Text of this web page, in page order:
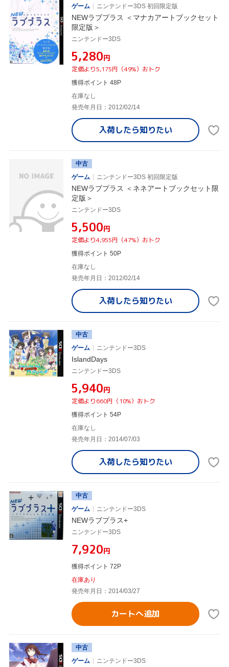
ゲーム
ニンテンドー3DS 初回限定版
NEWラブプラス ＜マナカアートブックセット
限定版＞
ニンテンドー3DS
¥5,280円
定価より5,175円（49%）おトク
獲得ポイント 48P
在庫なし
発売年月日：2012/02/14
入荷したら知りたい
中古
ゲーム
ニンテンドー3DS 初回限定版
NEWラブプラス ＜ネネアートブックセット限
定版＞
ニンテンドー3DS
¥5,500円
定価より4,955円（47%）おトク
獲得ポイント 50P
在庫なし
発売年月日：2012/02/14
入荷したら知りたい
中古
ゲーム
ニンテンドー3DS
IslandDays
ニンテンドー3DS
¥5,940円
定価より660円（10%）おトク
獲得ポイント 54P
在庫なし
発売年月日：2014/07/03
入荷したら知りたい
中古
ゲーム
ニンテンドー3DS
NEWラブプラス+
ニンテンドー3DS
¥7,920円
獲得ポイント 72P
在庫あり
発売年月日：2014/03/27
カートへ追加
中古
ゲーム
ニンテンドー3DS